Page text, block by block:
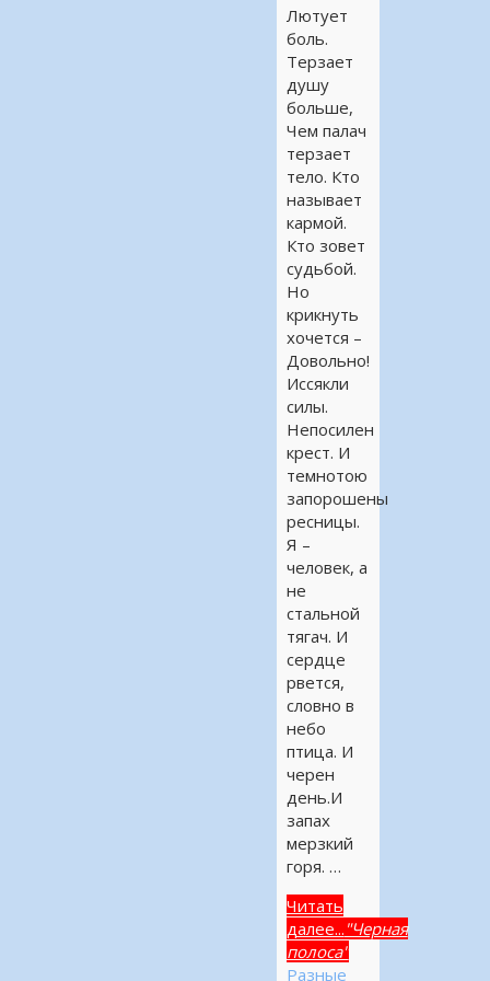
Лютует
боль.
Терзает
душу
больше,
Чем палач
терзает
тело. Кто
называет
кармой.
Кто зовет
судьбой.
Но
крикнуть
хочется –
Довольно!
Иссякли
силы.
Непосилен
крест. И
темнотою
запорошены
ресницы.
Я –
человек, а
не
стальной
тягач. И
сердце
рвется,
словно в
небо
птица. И
черен
день.И
запах
мерзкий
горя. …
Читать
далее... "Черная
полоса"
Разные